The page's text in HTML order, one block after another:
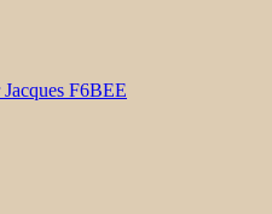
F6BEE